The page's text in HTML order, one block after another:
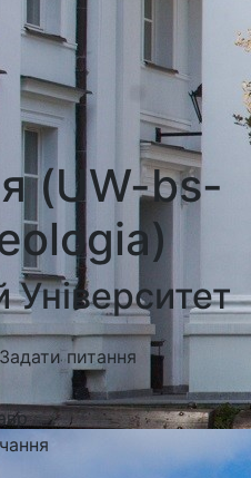
(UW-bs-
Задати питання